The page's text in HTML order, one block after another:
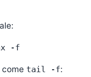
come tail -f: